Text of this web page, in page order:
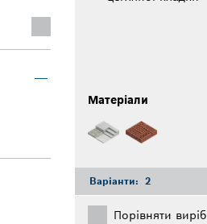
Матеріали
Варіанти: 2
Порівняти виріб